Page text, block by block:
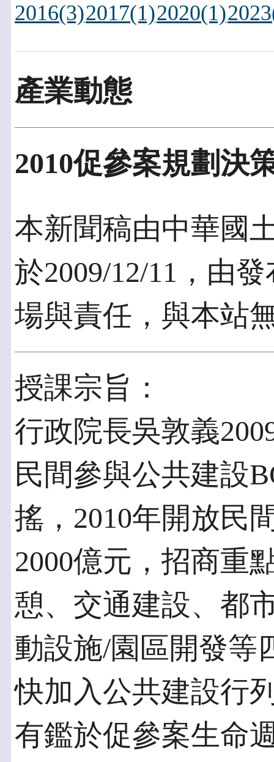
2016(3)2017(1)2020(1)
產業動態
2010促參案規劃決
本新聞稿由中華國
於2009/12/11，由
場與責任，與本站
授課宗旨：
行政院長吳敦義
民間參與公共建設
搖，2010年開放民
2000億元，招商重
憩、交通建設、都
動設施/園區開發等
快加入公共建設行
有鑑於促參案生命